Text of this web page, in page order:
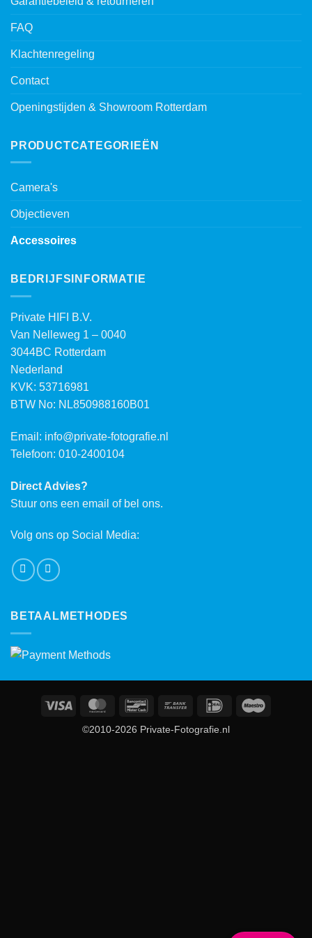
FAQ
Klachtenregeling
Contact
Openingstijden & Showroom Rotterdam
PRODUCTCATEGORIEËN
Camera's
Objectieven
Accessoires
BEDRIJFSINFORMATIE
Private HIFI B.V.
Van Nelleweg 1 – 0040
3044BC Rotterdam
Nederland
KVK: 53716981
BTW No: NL850988160B01
Email: info@private-fotografie.nl
Telefoon: 010-2400104
Direct Advies?
Stuur ons een email of bel ons.
Volg ons op Social Media:
BETAALMETHODES
Visa MasterCardBancontactBank
IDeal
©2010-2026 Private-Fotografie.nl